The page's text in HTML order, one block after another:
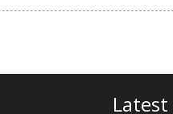
Latest